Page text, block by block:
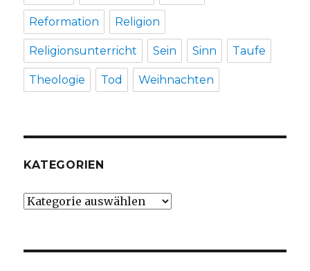
Reformation Religion
Religionsunterricht Sein Sinn Taufe
Theologie Tod Weihnachten
KATEGORIEN
Kategorien